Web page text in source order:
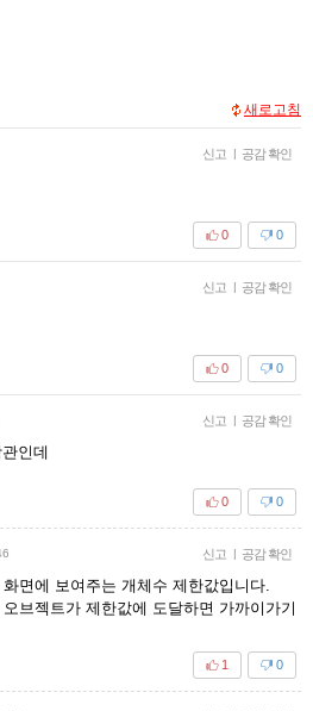
새로고침
신고 | 공감 확인
0
0
신고 | 공감 확인
0
0
신고 | 공감 확인
인데
0
0
신고 | 공감 확인
면에 보여주는 개체수 제한값입니다.
브젝트가 제한값에 도달하면 가까이가기
0
1